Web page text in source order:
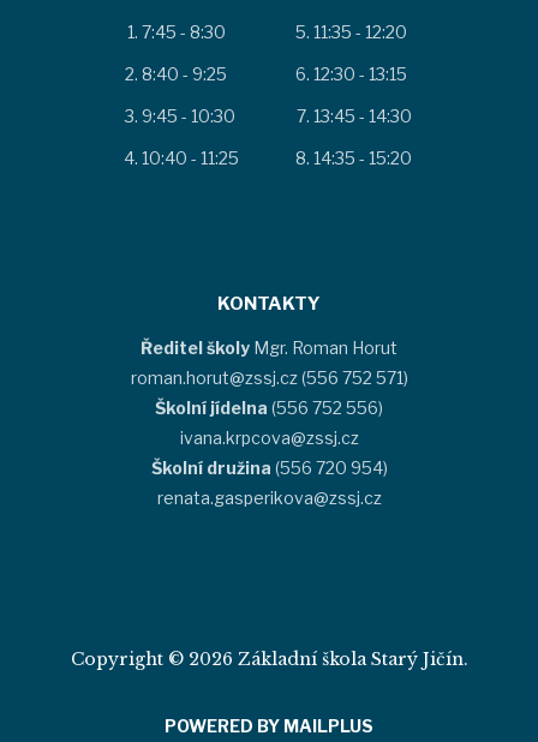
7:45 - 8:30
8:40 - 9:25
9:45 - 10:30
10:40 - 11:25
11:35 - 12:20
12:30 - 13:15
13:45 - 14:30
14:35 - 15:20
KONTAKTY
Ředitel školy Mgr. Roman Horut
roman.horut@zssj.cz (556 752 571)
Školní jídelna (556 752 556)
ivana.krpcova@zssj.cz
Školní družina (556 720 954)
renata.gasperikova@zssj.cz
Copyright © 2026 Základní škola Starý Jičín.
POWERED BY MAILPLUS